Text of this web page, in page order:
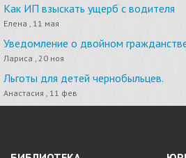
Как ИП взыскать ущерб с водителя
Елена , 11 мая
Уведомление о двойном
Лариса , 20 ноя
Льготы для детей чернобыльцев.
Анастасия , 11 фев